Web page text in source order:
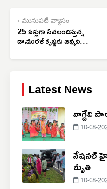
‹ మునుపటి వ్యాసం
25 ఏళ్లుగా సేవలందిస్తున్న
డా.మురళీ కృష్ణకు జన్మదిన
శుభాకాంక్షలు
Latest News
వాగ్దేవి
10-08-
నేషనల్
మృతి
10-08-